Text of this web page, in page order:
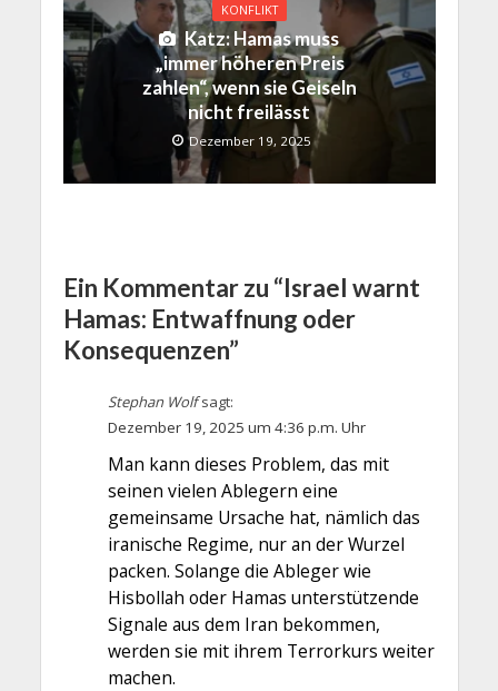
KONFLIKT
Katz: Hamas muss
„immer höheren Preis
zahlen“, wenn sie Geiseln
nicht freilässt
Dezember 19, 2025
Ein Kommentar zu “Israel warnt
Hamas: Entwaffnung oder
Konsequenzen”
Stephan Wolf sagt:
Dezember 19, 2025 um 4:36 p.m. Uhr
Man kann dieses Problem, das mit
seinen vielen Ablegern eine
gemeinsame Ursache hat, nämlich das
iranische Regime, nur an der Wurzel
packen. Solange die Ableger wie
Hisbollah oder Hamas unterstützende
Signale aus dem Iran bekommen,
werden sie mit ihrem Terrorkurs weiter
machen.